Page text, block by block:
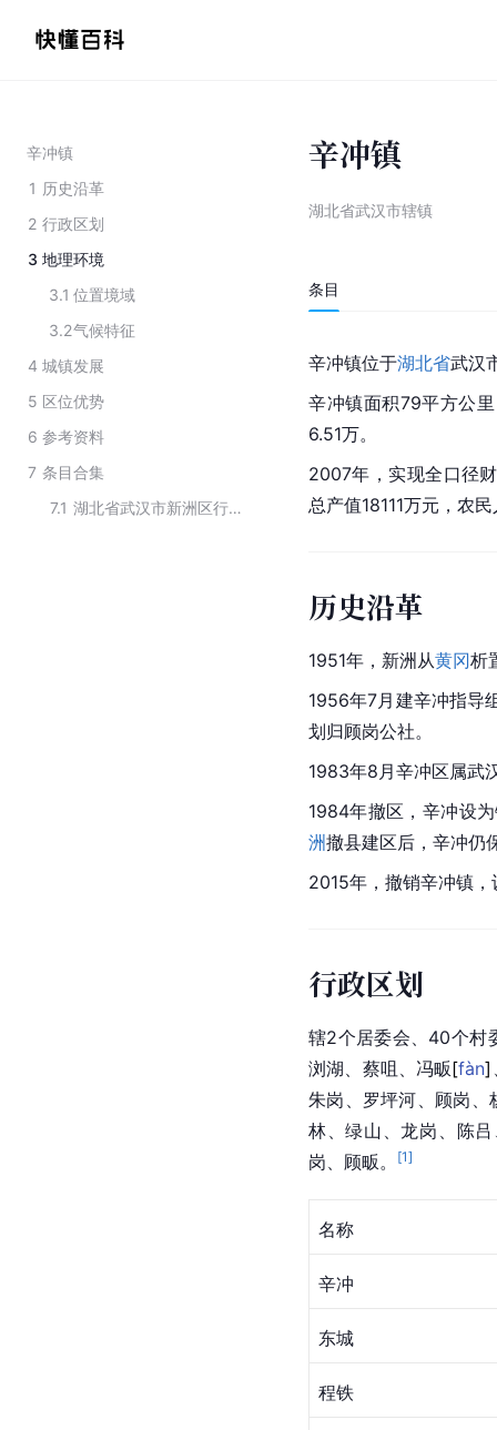
辛冲镇
1 历史沿革
2 行政区划
3 地理环境
3.1 位置境域
3.2气候特征
4 城镇发展
5 区位优势
6 参考资料
7 条目合集
7.1
湖北省武汉市新洲区行政区划
辛冲镇
湖北省武汉市辖镇
条目
辛冲镇位于湖北省武汉
辛冲镇面积79平方公
6.51万。
2007年，实现全口径
总产值18111万元，农
历史沿革
1951年， 新洲从黄冈析
1956年7月建辛冲指导
划归顾岗公社。
1983年8月辛冲区属武
1984年撤区，辛冲设
洲撤县建区后，辛冲仍
2015年，撤销辛冲镇
行政区划
辖2个居委会、40个村
浏湖、蔡咀、冯畈[fàn]
朱岗、罗坪河、顾岗、
林、绿山、龙岗、陈
岗、顾畈。
[1]
名称
辛冲
东城
程铁